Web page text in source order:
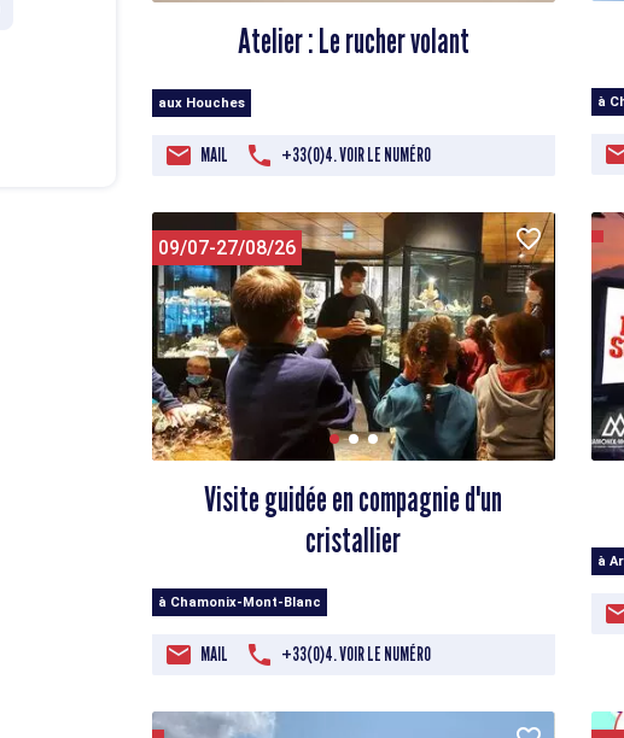
Atelier : Le rucher volant
aux Houches
MAIL +33(0)4. VOIR LE NUMÉRO
à
09/07-27/08/26
Visite guidée en compagnie d'un
cristallier
à Chamonix-Mont-Blanc
MAIL +33(0)4. VOIR LE NUMÉRO
à